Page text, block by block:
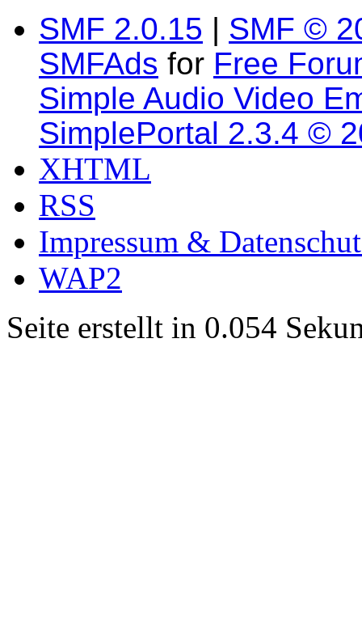
SMF 2.0.15 | SMF ©
SMFAds for Free
Simple Audio Video
SimplePortal 2.3.4 ©
XHTML
RSS
Impressum &
WAP2
Seite erstellt in 0.054